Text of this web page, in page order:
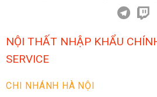
NỘI THẤT NHẬP KHẨU
SERVICE
CHI NHÁNH HÀ NỘI